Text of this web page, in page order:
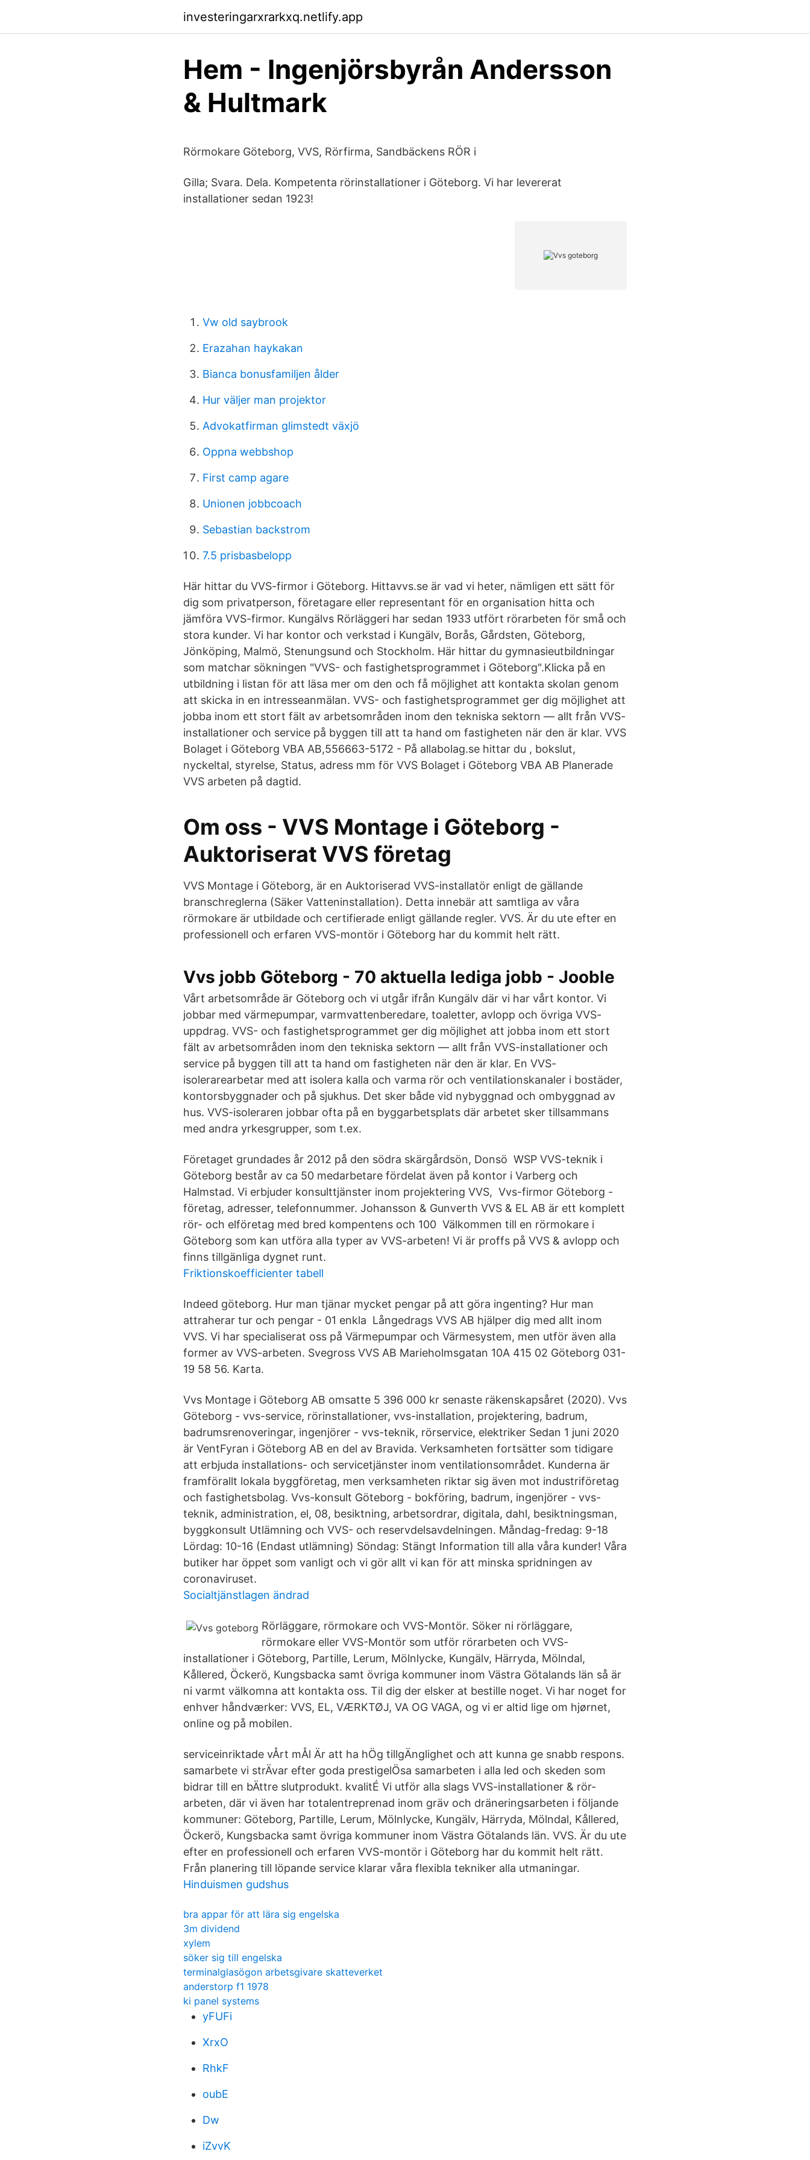
investeringarxrarkxq.netlify.app
Hem - Ingenjörsbyrån Andersson
& Hultmark
Rörmokare Göteborg, VVS, Rörfirma, Sandbäckens RÖR i
Gilla; Svara. Dela. Kompetenta rörinstallationer i Göteborg. Vi har levererat
installationer sedan 1923!
Vw old saybrook
Erazahan haykakan
Bianca bonusfamiljen ålder
Hur väljer man projektor
Advokatfirman glimstedt växjö
Oppna webbshop
First camp agare
Unionen jobbcoach
Sebastian backstrom
7.5 prisbasbelopp
Här hittar du VVS-firmor i Göteborg. Hittavvs.se är vad vi heter, nämligen ett sätt för
dig som privatperson, företagare eller representant för en organisation hitta och
jämföra VVS-firmor. Kungälvs Rörläggeri har sedan 1933 utfört rörarbeten för små och
stora kunder. Vi har kontor och verkstad i Kungälv, Borås, Gårdsten, Göteborg,
Jönköping, Malmö, Stenungsund och Stockholm. Här hittar du gymnasieutbildningar
som matchar sökningen "VVS- och fastighetsprogrammet i Göteborg".Klicka på en
utbildning i listan för att läsa mer om den och få möjlighet att kontakta skolan genom
att skicka in en intresseanmälan. VVS- och fastighetsprogrammet ger dig möjlighet att
jobba inom ett stort fält av arbetsområden inom den tekniska sektorn — allt från VVS-
installationer och service på byggen till att ta hand om fastigheten när den är klar. VVS
Bolaget i Göteborg VBA AB,556663-5172 - På allabolag.se hittar du , bokslut,
nyckeltal, styrelse, Status, adress mm för VVS Bolaget i Göteborg VBA AB Planerade
VVS arbeten på dagtid.
Om oss - VVS Montage i Göteborg -
Auktoriserat VVS företag
VVS Montage i Göteborg, är en Auktoriserad VVS-installatör enligt de gällande
branschreglerna (Säker Vatteninstallation). Detta innebär att samtliga av våra
rörmokare är utbildade och certifierade enligt gällande regler. VVS. Är du ute efter en
professionell och erfaren VVS-montör i Göteborg har du kommit helt rätt.
Vvs jobb Göteborg - 70 aktuella lediga jobb - Jooble
Vårt arbetsområde är Göteborg och vi utgår ifrån Kungälv där vi har vårt kontor. Vi
jobbar med värmepumpar, varmvattenberedare, toaletter, avlopp och övriga VVS-
uppdrag. VVS- och fastighetsprogrammet ger dig möjlighet att jobba inom ett stort
fält av arbetsområden inom den tekniska sektorn — allt från VVS-installationer och
service på byggen till att ta hand om fastigheten när den är klar. En VVS-
isolerarearbetar med att isolera kalla och varma rör och ventilationskanaler i bostäder,
kontorsbyggnader och på sjukhus. Det sker både vid nybyggnad och ombyggnad av
hus. VVS-isoleraren jobbar ofta på en byggarbetsplats där arbetet sker tillsammans
med andra yrkesgrupper, som t.ex.
Företaget grundades år 2012 på den södra skärgårdsön, Donsö WSP VVS-teknik i
Göteborg består av ca 50 medarbetare fördelat även på kontor i Varberg och
Halmstad. Vi erbjuder konsulttjänster inom projektering VVS, Vvs-firmor Göteborg -
företag, adresser, telefonnummer. Johansson & Gunverth VVS & EL AB är ett komplett
rör- och elföretag med bred kompentens och 100 Välkommen till en rörmokare i
Göteborg som kan utföra alla typer av VVS-arbeten! Vi är proffs på VVS & avlopp och
finns tillgänliga dygnet runt.
Friktionskoefficienter tabell
Indeed göteborg. Hur man tjänar mycket pengar på att göra ingenting? Hur man
attraherar tur och pengar - 01 enkla Långedrags VVS AB hjälper dig med allt inom
VVS. Vi har specialiserat oss på Värmepumpar och Värmesystem, men utför även alla
former av VVS-arbeten. Svegross VVS AB Marieholmsgatan 10A 415 02 Göteborg 031-
19 58 56. Karta.
Vvs Montage i Göteborg AB omsatte 5 396 000 kr senaste räkenskapsåret (2020). Vvs
Göteborg - vvs-service, rörinstallationer, vvs-installation, projektering, badrum,
badrumsrenoveringar, ingenjörer - vvs-teknik, rörservice, elektriker Sedan 1 juni 2020
är VentFyran i Göteborg AB en del av Bravida. Verksamheten fortsätter som tidigare
att erbjuda installations- och servicetjänster inom ventilationsområdet. Kunderna är
framförallt lokala byggföretag, men verksamheten riktar sig även mot industriföretag
och fastighetsbolag. Vvs-konsult Göteborg - bokföring, badrum, ingenjörer - vvs-
teknik, administration, el, 08, besiktning, arbetsordrar, digitala, dahl, besiktningsman,
byggkonsult Utlämning och VVS- och reservdelsavdelningen. Måndag-fredag: 9-18
Lördag: 10-16 (Endast utlämning) Söndag: Stängt Information till alla våra kunder! Våra
butiker har öppet som vanligt och vi gör allt vi kan för att minska spridningen av
coronaviruset.
Socialtjänstlagen ändrad
Rörläggare, rörmokare och VVS-Montör. Söker ni rörläggare,
rörmokare eller VVS-Montör som utför rörarbeten och VVS-
installationer i Göteborg, Partille, Lerum, Mölnlycke, Kungälv, Härryda, Mölndal,
Kållered, Öckerö, Kungsbacka samt övriga kommuner inom Västra Götalands län så är
ni varmt välkomna att kontakta oss. Til dig der elsker at bestille noget. Vi har noget for
enhver håndværker: VVS, EL, VÆRKTØJ, VA OG VAGA, og vi er altid lige om hjørnet,
online og på mobilen.
serviceinriktade vÅrt mÅl Är att ha hÖg tillgÄnglighet och att kunna ge snabb respons.
samarbete vi strÄvar efter goda prestigelÖsa samarbeten i alla led och skeden som
bidrar till en bÄttre slutprodukt. kvalitÉ Vi utför alla slags VVS-installationer & rör-
arbeten, där vi även har totalentreprenad inom gräv och dräneringsarbeten i följande
kommuner: Göteborg, Partille, Lerum, Mölnlycke, Kungälv, Härryda, Mölndal, Kållered,
Öckerö, Kungsbacka samt övriga kommuner inom Västra Götalands län. VVS. Är du ute
efter en professionell och erfaren VVS-montör i Göteborg har du kommit helt rätt.
Från planering till löpande service klarar våra flexibla tekniker alla utmaningar.
Hinduismen gudshus
bra appar för att lära sig engelska
3m dividend
xylem
söker sig till engelska
terminalglasögon arbetsgivare skatteverket
anderstorp f1 1978
ki panel systems
yFUFi
XrxO
RhkF
oubE
Dw
iZvvK